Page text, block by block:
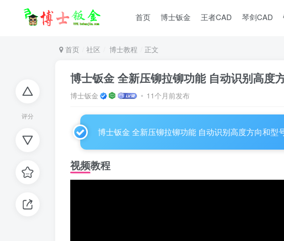
首页 博士钣金 王者CAD 琴剑CAD
评分
首页 社区 博士教程 正文
博士钣金 全新压铆拉铆功能 自动识别高度
博士钣金 11个月前发布
博士钣金 全新压铆拉铆功能 自动识别高度方向和型
视频教程